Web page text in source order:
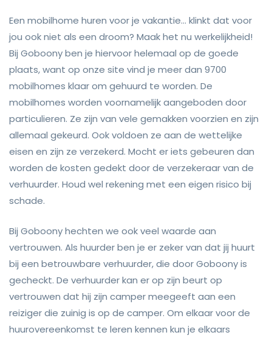
Een mobilhome huren voor je vakantie... klinkt dat voor
jou ook niet als een droom? Maak het nu werkelijkheid!
Bij Goboony ben je hiervoor helemaal op de goede
plaats, want op onze site vind je meer dan 9700
mobilhomes klaar om gehuurd te worden. De
mobilhomes worden voornamelijk aangeboden door
particulieren. Ze zijn van vele gemakken voorzien en zijn
allemaal gekeurd. Ook voldoen ze aan de wettelijke
eisen en zijn ze verzekerd. Mocht er iets gebeuren dan
worden de kosten gedekt door de verzekeraar van de
verhuurder. Houd wel rekening met een eigen risico bij
schade.
Bij Goboony hechten we ook veel waarde aan
vertrouwen. Als huurder ben je er zeker van dat jij huurt
bij een betrouwbare verhuurder, die door Goboony is
gecheckt. De verhuurder kan er op zijn beurt op
vertrouwen dat hij zijn camper meegeeft aan een
reiziger die zuinig is op de camper. Om elkaar voor de
huurovereenkomst te leren kennen kun je elkaars